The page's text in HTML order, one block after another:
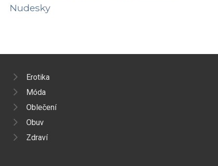
Nudesky
Erotika
Móda
Oblečení
Obuv
Zdraví